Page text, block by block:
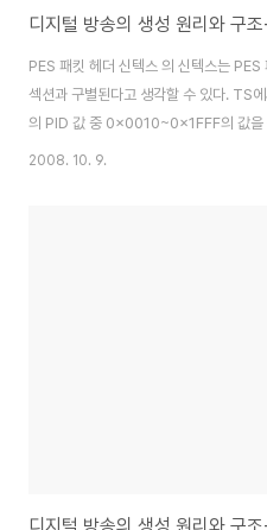
디지털 방송의 생성 원리와 구
PES 패킷 헤더 신텍스 의 신텍스는
섹션과 구별된다고 생각할 수 있다. TS
의 PID 값 중 0x0010~0x1FFF의 값을
물론 이중에 PSI 섹션의 NIT와 PMT도
2008. 10. 9.